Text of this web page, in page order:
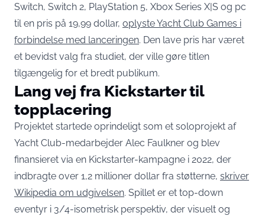
Switch, Switch 2, PlayStation 5, Xbox Series X|S og pc
til en pris på 19,99 dollar, oplyste Yacht Club Games i
forbindelse med lanceringen. Den lave pris har været
et bevidst valg fra studiet, der ville gøre titlen
tilgængelig for et bredt publikum.
Lang vej fra Kickstarter til
topplacering
Projektet startede oprindeligt som et soloprojekt af
Yacht Club-medarbejder Alec Faulkner og blev
finansieret via en Kickstarter-kampagne i 2022, der
indbragte over 1,2 millioner dollar fra støtterne, skriver
Wikipedia om udgivelsen. Spillet er et top-down
eventyr i 3/4-isometrisk perspektiv, der visuelt og